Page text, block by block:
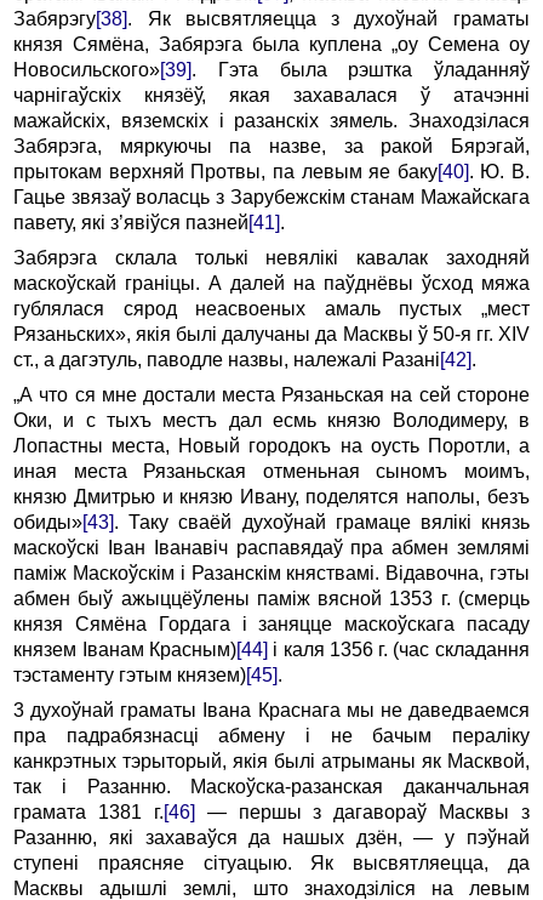
Забярэгу[38]. Як высвятляецца з духоўнай граматы
князя Сямёна, Забярэга была куплена „оу Семена оу
Новосильского»[39]. Гэта была рэштка ўладанняў
чарнігаўскіх князёў, якая захавалася ў атачэнні
мажайскіх, вяземскіх i разанскіх зямель. Знаходзілася
Забярэга, мяркуючы па назве, за ракой Бярэгай,
прытокам верхняй Протвы, па левым яе баку[40]. Ю. В.
Гацье звязаў воласць з Зарубежскім станам Мажайскага
павету, які з’явіўся пазней[41].
Забярэга склала толькі невялікі кавалак заходняй
маскоўскай граніцы. А далей на паўднёвы ўсход мяжа
гублялася сярод неасвоеных амаль пустых „мест
Рязаньских», якія былі далучаны да Масквы ў 50-я гг. XIV
ст., a дагэтуль, паводле назвы, належалі Разані[42].
„А что ся мне достали места Рязаньская на сей сторо­не
Оки, и с тыхъ местъ дал есмь князю Володимеру, в
Лопастны места, Новый городокъ на оусть Поротли, а
иная места Рязаньская отменьная сыномъ моимъ,
князю Дмитрью и князю Ивану, поделятся наполы, безъ
обиды»[43]. Таку сваёй духоўнай грамаце вялікі князь
маскоўскі Іван Іванавіч распавядаў пра абмен землямі
паміж Маскоўскім i Разанскім княствамі. Відавочна, гэты
абмен быў ажыццёўлены паміж вясной 1353 г. (смерць
князя Сямёна Гордага i заняцце маскоўскага пасаду
князем Іванам Крас­ным)[44] i каля 1356 г. (час складання
тэстаменту гэтым кня­зем)[45].
3 духоўнай граматы Івана Краснага мы не даведваемся
пра падрабязнасці абмену i не бачым пераліку
канкрэтных тэрыторый, якія былі атрыманы як Масквой,
так i Разанню. Маскоўска-разанская даканчальная
грамата 1381 г.[46]
— першы з дагавораў Масквы з
Разанню, які захаваўся да нашых дзён, — у пэўнай
ступені праясняе сітуацыю. Як высвятляецца, да
Масквы адышлі землі, што знаходзіліся на левым